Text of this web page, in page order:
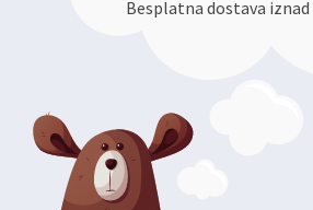
Besplatna dostava iznad